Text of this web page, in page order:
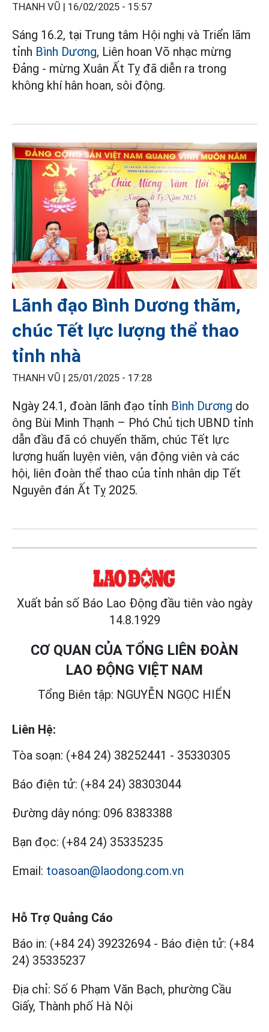
THANH VŨ | 16/02/2025 - 15:57
Sáng 16.2, tại Trung tâm Hội nghị và Triển lãm
tỉnh Bình Dương, Liên hoan Võ nhạc mừng
Đảng - mừng Xuân Ất Tỵ đã diễn ra trong
không khí hân hoan, sôi động.
Lãnh đạo Bình Dương thăm,
chúc Tết lực lượng thể thao
tỉnh nhà
THANH VŨ | 25/01/2025 - 17:28
Ngày 24.1, đoàn lãnh đạo tỉnh Bình Dương do
ông Bùi Minh Thạnh – Phó Chủ tịch UBND tỉnh
dẫn đầu đã có chuyến thăm, chúc Tết lực
lượng huấn luyện viên, vận động viên và các
hội, liên đoàn thể thao của tỉnh nhân dịp Tết
Nguyên đán Ất Tỵ 2025.
Xuất bản số Báo Lao Động đầu tiên vào ngày
14.8.1929
CƠ QUAN CỦA TỔNG LIÊN ĐOÀN
LAO ĐỘNG VIỆT NAM
Tổng Biên tập: NGUYỄN NGỌC HIỂN
Liên Hệ:
Tòa soạn: (+84 24) 38252441 - 35330305
Báo điện tử: (+84 24) 38303044
Đường dây nóng: 096 8383388
Bạn đọc: (+84 24) 35335235
Email: toasoan@laodong.com.vn
Hỗ Trợ Quảng Cáo
Báo in: (+84 24) 39232694 - Báo điện tử: (+84
24) 35335237
Địa chỉ: Số 6 Phạm Văn Bạch, phường Cầu
Giấy, Thành phố Hà Nội